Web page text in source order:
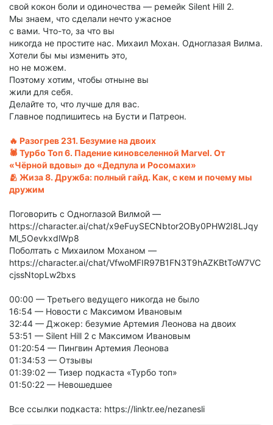
свой кокон боли и одиночества — ремейк Silent Hill 2.
Мы знаем, что сделали нечто ужасное
с вами. Что-то, за что вы
никогда не простите нас. Михаил Мохан. Одноглазая Вилма.
Хотели бы мы изменить это,
но не можем.
Поэтому хотим, чтобы отныне вы
жили для себя.
Делайте то, что лучше для вас.
Главное подпишитесь на Бусти и Патреон.
🔥 Разогрев 231. Безумие на двоих
🕷️ Турбо Топ 6. Падение киновселенной Marvel. От
«Чёрной вдовы» до «Дедпула и Росомахи»
🫂 Жиза 8. Дружба: полный гайд. Как, с кем и почему мы
дружим
Поговорить с Одноглазой Вилмой —
https://character.ai/chat/x9eFuySECNbtor2OBy0PHW2I8LJqy
Ml_5OevkxdlWp8
Поболтать с Михаилом Моханом —
https://character.ai/chat/VfwoMFIR97B1FN3T9hAZKBtToW7VC
cjssNtopLw2bxs
00:00 — Третьего ведущего никогда не было
16:54 — Новости с Максимом Ивановым
32:44 — Джокер: безумие Артемия Леонова на двоих
53:51 — Silent Hill 2 с Максимом Ивановым
01:20:54 — Пингвин Артемия Леонова
01:34:53 — Отзывы
01:39:02 — Тизер подкаста «Турбо топ»
01:50:22 — Невошедшее
Все ссылки подкаста: https://linktr.ee/nezanesli